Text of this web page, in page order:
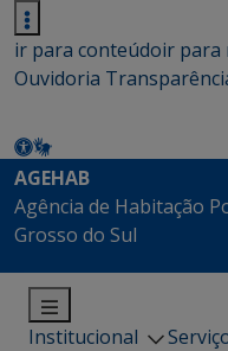
ir para conteúdoir para
Ouvidoria
AGEHAB
Agência de Habitação
Grosso do Sul
Institucional